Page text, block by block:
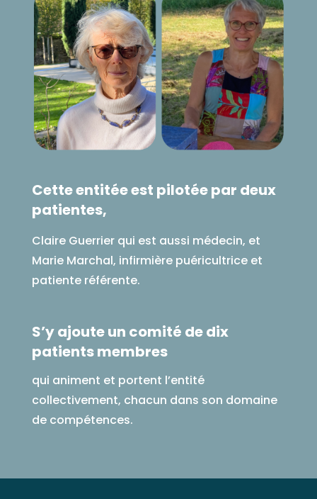
Cette entitée est pilotée par deux
patientes,
Claire Guerrier qui est aussi médecin, et
Marie Marchal, infirmière puéricultrice et
patiente référente.
S’y ajoute un comité de dix
patients membres
qui animent et portent l’entité
collectivement, chacun dans son domaine
de compétences.